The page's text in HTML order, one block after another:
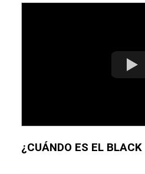
¿CUÁNDO ES EL BLACK